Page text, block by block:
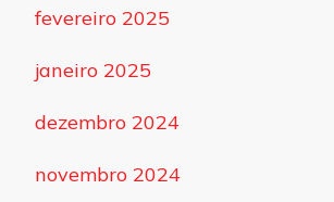
fevereiro 2025
janeiro 2025
dezembro 2024
novembro 2024